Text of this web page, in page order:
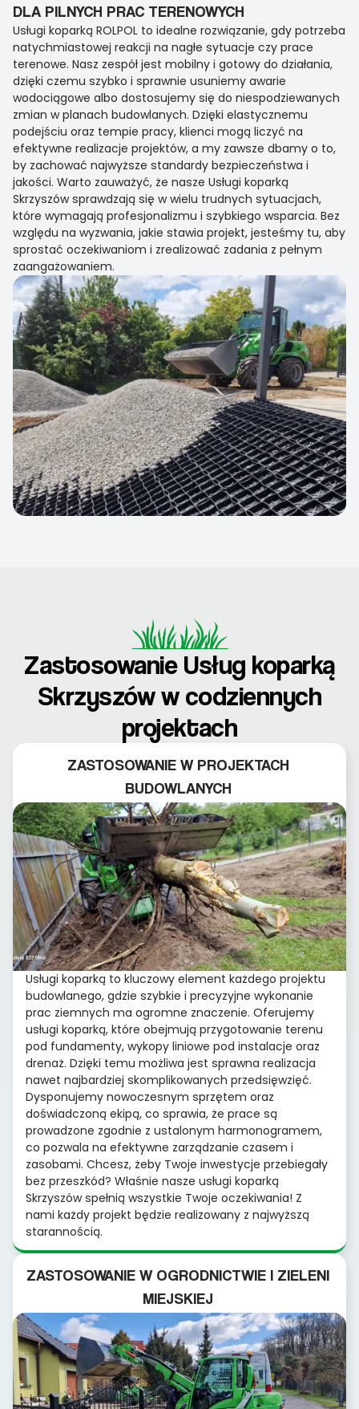
DLA PILNYCH PRAC TERENOWYCH
Usługi koparką ROLPOL to idealne rozwiązanie, gdy potrzeba
natychmiastowej reakcji na nagłe sytuacje czy prace
terenowe. Nasz zespół jest mobilny i gotowy do działania,
dzięki czemu szybko i sprawnie usuniemy awarie
wodociągowe albo dostosujemy się do niespodziewanych
zmian w planach budowlanych. Dzięki elastycznemu
podejściu oraz tempie pracy, klienci mogą liczyć na
efektywne realizacje projektów, a my zawsze dbamy o to,
by zachować najwyższe standardy bezpieczeństwa i
jakości. Warto zauważyć, że nasze Usługi koparką
Skrzyszów sprawdzają się w wielu trudnych sytuacjach,
które wymagają profesjonalizmu i szybkiego wsparcia. Bez
względu na wyzwania, jakie stawia projekt, jesteśmy tu, aby
sprostać oczekiwaniom i zrealizować zadania z pełnym
zaangażowaniem.
Zastosowanie Usług koparką
Skrzyszów w codziennych
projektach
ZASTOSOWANIE W PROJEKTACH
BUDOWLANYCH
Usługi koparką to kluczowy element każdego projektu
budowlanego, gdzie szybkie i precyzyjne wykonanie
prac ziemnych ma ogromne znaczenie. Oferujemy
usługi koparką, które obejmują przygotowanie terenu
pod fundamenty, wykopy liniowe pod instalacje oraz
drenaż. Dzięki temu możliwa jest sprawna realizacja
nawet najbardziej skomplikowanych przedsięwzięć.
Dysponujemy nowoczesnym sprzętem oraz
doświadczoną ekipą, co sprawia, że prace są
prowadzone zgodnie z ustalonym harmonogramem,
co pozwala na efektywne zarządzanie czasem i
zasobami. Chcesz, żeby Twoje inwestycje przebiegały
bez przeszkód? Właśnie nasze usługi koparką
Skrzyszów spełnią wszystkie Twoje oczekiwania! Z
nami każdy projekt będzie realizowany z najwyższą
starannością.
ZASTOSOWANIE W OGRODNICTWIE I ZIELENI
MIEJSKIEJ